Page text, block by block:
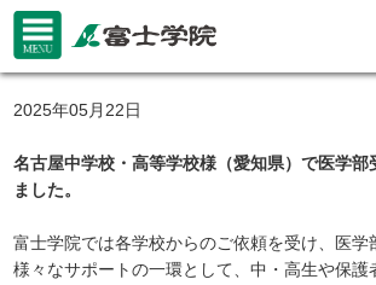
2025年05月22日
名古屋中学校・高等学校様（愛知県）で医学部
ました。
富士学院では各学校からのご依頼を受け、医学
様々なサポートの一環として、中・高生や保護